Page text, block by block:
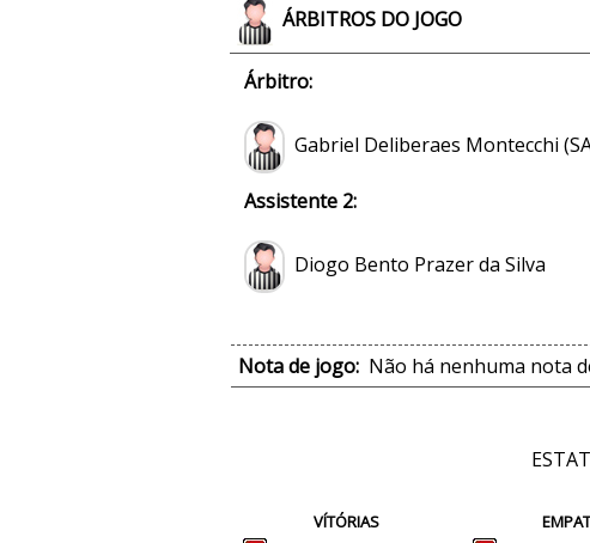
ÁRBITROS DO JOGO
Árbitro:
Gabriel Deliberaes Montecchi
Assistente 2:
Diogo Bento Prazer da Silva
Nota de jogo: Não há nenhuma nota
VÍTÓRIAS